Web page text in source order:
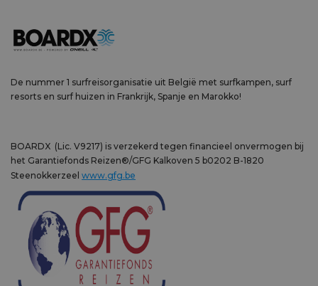
De nummer 1 surfreisorganisatie uit België met surfkampen, surf
resorts en surf huizen in Frankrijk, Spanje en Marokko!
BOARDX (Lic. V9217) is verzekerd tegen financieel onvermogen bij
het Garantiefonds Reizen®/GFG Kalkoven 5 b0202 B-1820
Steenokkerzeel www.gfg.be